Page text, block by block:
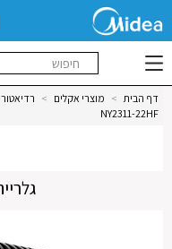
דף הבית > מוצרי אקלים >
NY2311-22HF